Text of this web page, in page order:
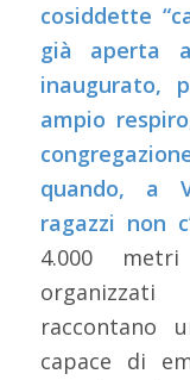
cosiddette
già aperta
inaugurato,
ampio
quando, a
ragazzi non
4.000
raccontano
capace di